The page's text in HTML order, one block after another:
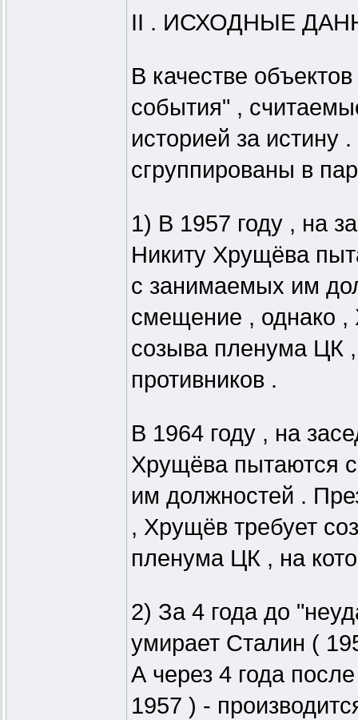
II . ИСХОДНЫЕ
В качестве
события" ,
историей за истину
сгруппированы в
1) В 1957 году , на
Никиту Хрущёва
с занимаемых им
смещение , однако ,
созыва пленума ЦК
противников .
В 1964 году , на
Хрущёва пытаются
им должностей .
, Хрущёв требует
пленума ЦК , на
2) За 4 года до
умирает Сталин (
А через 4 года
1957 ) -